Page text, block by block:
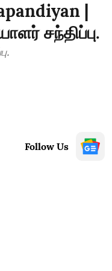
|
சந்திப்பு.
Follow Us